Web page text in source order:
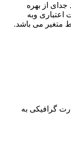
جدای از بهره
وبه
گرافیکی به